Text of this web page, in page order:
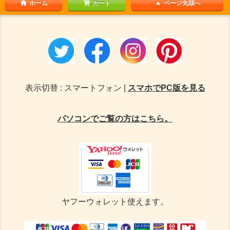
ホーム カート ページ先頭へ
表示切替 : スマートフォン | スマホでPC版を見る
パソコンでご覧の方はこちら。
ヤフーウォレット使えます。